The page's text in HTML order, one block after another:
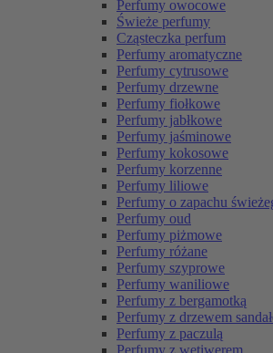
Perfumy owocowe
Świeże perfumy
Cząsteczka perfum
Perfumy aromatyczne
Perfumy cytrusowe
Perfumy drzewne
Perfumy fiołkowe
Perfumy jabłkowe
Perfumy jaśminowe
Perfumy kokosowe
Perfumy korzenne
Perfumy liliowe
Perfumy o zapachu
Perfumy oud
Perfumy piżmowe
Perfumy różane
Perfumy szyprowe
Perfumy waniliowe
Perfumy z bergamotką
Perfumy z drzewem
Perfumy z paczulą
Perfumy z wetiwerem